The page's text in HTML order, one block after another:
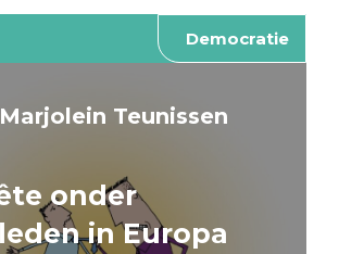
Democratie
Marjolein Teunissen
onder
in Europa